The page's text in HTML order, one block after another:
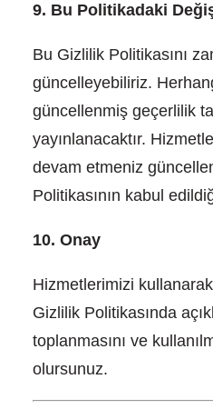
9. Bu Politikadaki
Bu Gizlilik Politikasını
güncelleyebiliriz.
güncellenmiş geçerlilik
yayınlanacaktır.
devam etmeniz
Politikasının kabul
10. Onay
Hizmetlerimizi
Gizlilik Politikasında
toplanmasını ve
olursunuz.